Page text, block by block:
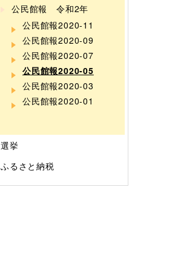
公民館報 令和2年
公民館報2020-11
公民館報2020-09
公民館報2020-07
公民館報2020-05
公民館報2020-03
公民館報2020-01
選挙
ふるさと納税